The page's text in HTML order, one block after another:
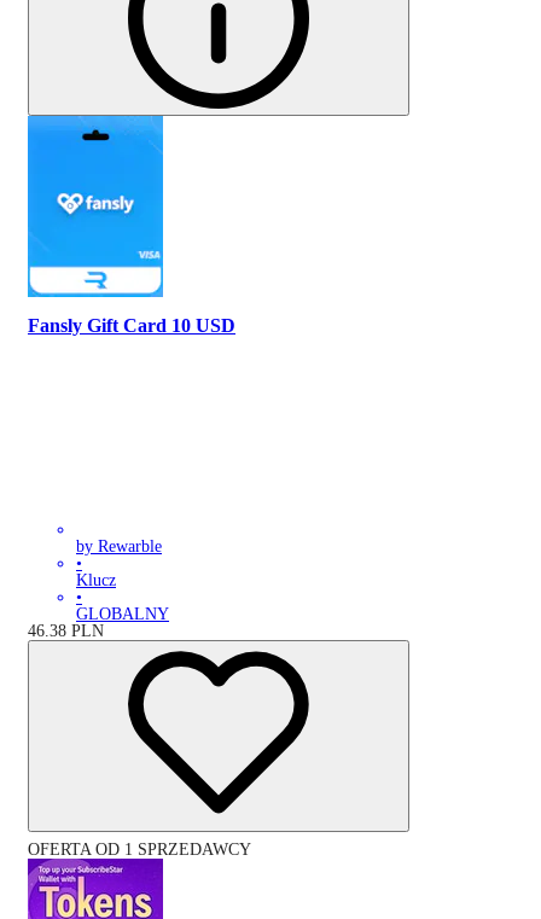
Fansly Gift Card 10 USD
by Rewarble
•
Klucz
•
GLOBALNY
46.38 PLN
OFERTA OD 1 SPRZEDAWCY